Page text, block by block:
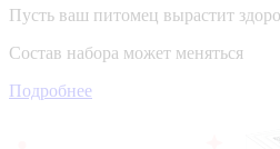
Пусть ваш питомец вырастит
Состав набора может меняться
Подробнее